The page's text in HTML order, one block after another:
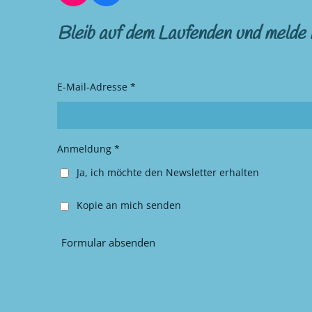
n
s
t
r
a
a
c
e
o
k
Bleib auf dem Laufenden und
E-Mail-Adresse *
Anmeldung *
Ja, ich möchte den Newsletter erhalten
Kopie an mich senden
Formular absenden